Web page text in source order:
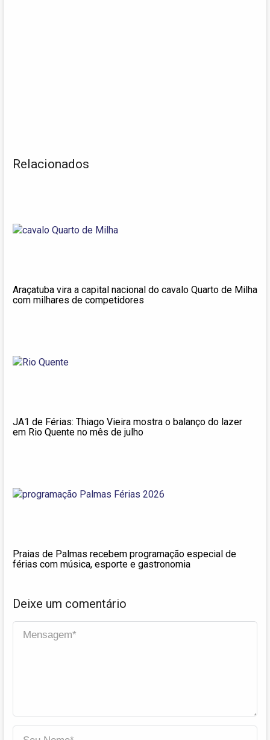
Relacionados
Araçatuba vira a capital nacional do cavalo Quarto de Milha
com milhares de competidores
JA1 de Férias: Thiago Vieira mostra o balanço do lazer
em Rio Quente no mês de julho
Praias de Palmas recebem programação especial de
férias com música, esporte e gastronomia
Deixe um comentário